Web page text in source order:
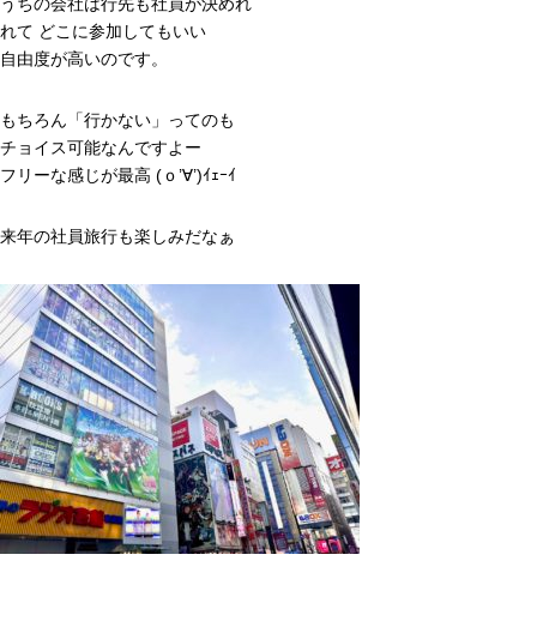
れて どこに参加してもいい
自由度が高いのです。
もちろん「行かない」ってのも
チョイス可能なんですよー
フリーな感じが最高 (ｏ’∀’)ｲｪｰｲ
来年の社員旅行も楽しみだなぁ